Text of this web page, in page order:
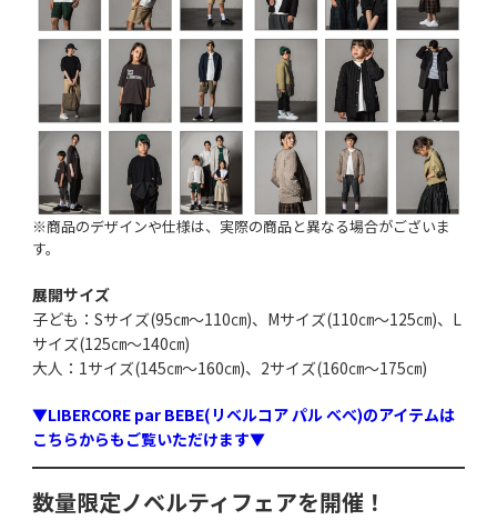
※商品のデザインや仕様は、実際の商品と異なる場合がございま
す。
展開サイズ
子ども：Sサイズ(95㎝～110㎝)、Mサイズ(110㎝～125㎝)、L
サイズ(125㎝～140㎝)
大人：1サイズ(145㎝～160㎝)、2サイズ(160㎝～175㎝)
▼LIBERCORE par BEBE(リベルコア パル べべ)のアイテムは
こちらからもご覧いただけます▼
数量限定ノベルティフェアを開催！